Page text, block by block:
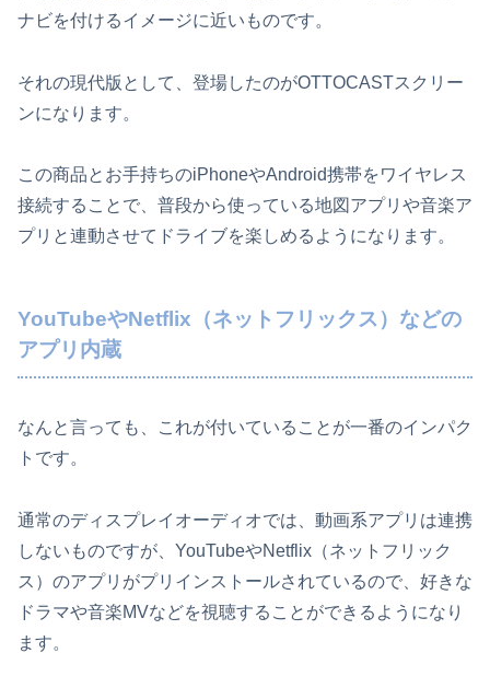
ナビを付けるイメージに近いものです。
それの現代版として、登場したのがOTTOCASTスクリー
ンになります。
この商品とお手持ちのiPhoneやAndroid携帯をワイヤレス
接続することで、普段から使っている地図アプリや音楽ア
プリと連動させてドライブを楽しめるようになります。
YouTubeやNetflix（ネットフリックス）などの
アプリ内蔵
なんと言っても、これが付いていることが一番のインパク
トです。
通常のディスプレイオーディオでは、動画系アプリは連携
しないものですが、YouTubeやNetflix（ネットフリック
ス）のアプリがプリインストールされているので、好きな
ドラマや音楽MVなどを視聴することができるようになり
ます。